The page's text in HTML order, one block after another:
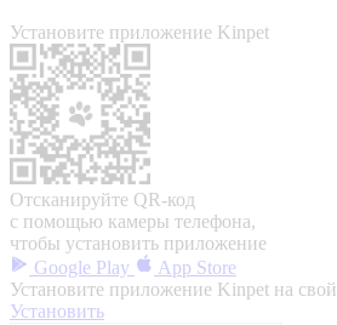
Установите приложение Kinpet
Отсканируйте QR-код
с помощью камеры телефона,
чтобы установить приложение
Google Play
App Store
Установите приложение Kinpet на
Установить